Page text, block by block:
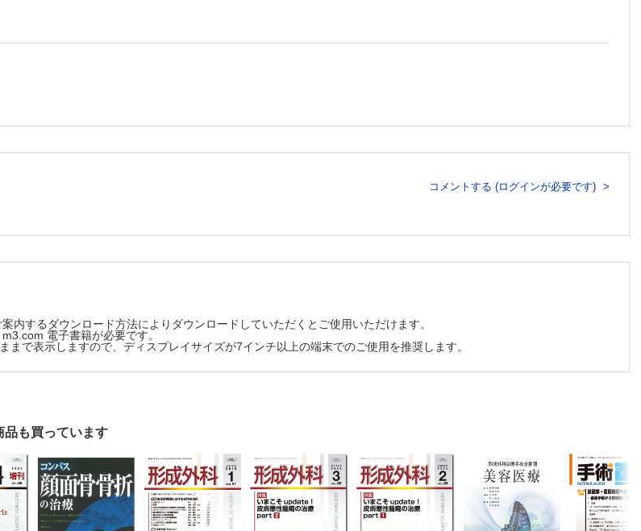
27回］ （細川 亙）
合医療センター 形成外科 （小池智之）
たんろんたん
たdermoid cystの1例 （成瀬莉沙ほか）
乳輪乳頭の位置決め （永田亜矢子ほか）
定方法と短縮量の検討 （西 建剛ほか）
（力丸英明）
コメントする (ログインが必要です)
内するダウンロード方法によりダウンロードしていただくとご使用いただけます。
電子書籍が必要です。
まで表示しますので、ディスプレイサイズが7インチ以上の端末でのご使用を推奨します。
品も買っています